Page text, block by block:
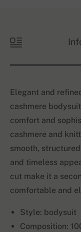
Elegant and
cashmere
comfort and
cashmere and
smooth,
and timeless
cut make it a
comfortable and
Style: bodysuit
Composition: